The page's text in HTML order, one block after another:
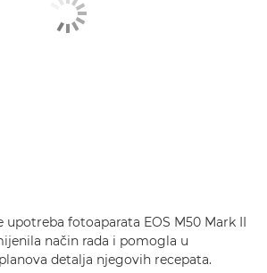
upotreba fotoaparata EOS M50 Mark II
način rada i pomogla u
detalja njegovih recepata.